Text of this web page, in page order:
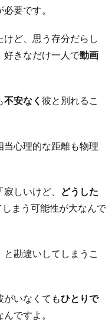
要です。
ど、思う存分だらし
好きなだけ一人で動画
不安なく 彼と別れるこ
心理的な距離も物理
しいけど、 どうした
しまう可能性が大なんで
勘違いしてしまうこ
がいなくてもひとりで
ですよ。